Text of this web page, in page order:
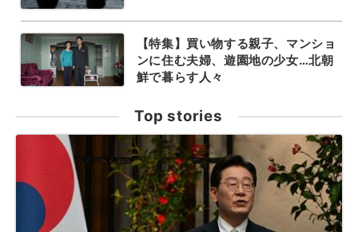
【特集】買い物する親子、マンショ
ンに住む夫婦、遊園地の少女…北朝
鮮で暮らす人々
Top stories